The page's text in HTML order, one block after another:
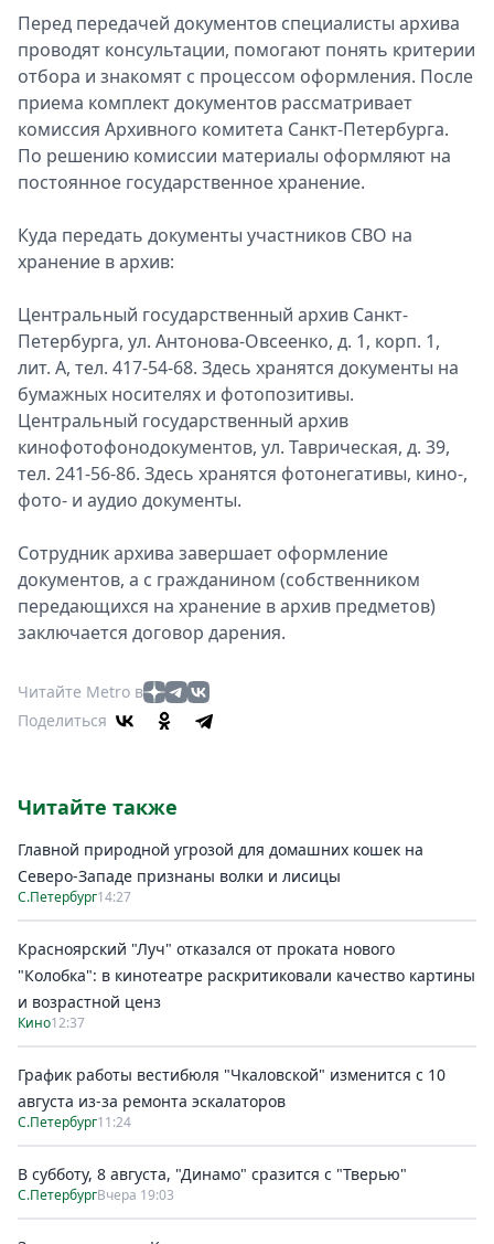
Перед передачей документов специалисты архива
проводят консультации, помогают понять критерии
отбора и знакомят с процессом оформления. После
приема комплект документов рассматривает
комиссия Архивного комитета Санкт-Петербурга.
По решению комиссии материалы оформляют на
постоянное государственное хранение.
Куда передать документы участников СВО на
хранение в архив:
Центральный государственный архив Санкт-
Петербурга, ул. Антонова-Овсеенко, д. 1, корп. 1,
лит. А, тел. 417-54-68. Здесь хранятся документы на
бумажных носителях и фотопозитивы.
Центральный государственный архив
кинофотофонодокументов, ул. Таврическая, д. 39,
тел. 241-56-86. Здесь хранятся фотонегативы, кино-,
фото- и аудио документы.
Сотрудник архива завершает оформление
документов, а с гражданином (собственником
передающихся на хранение в архив предметов)
заключается договор дарения.
Читайте Metro в
Поделиться
Читайте также
Главной природной угрозой для домашних кошек на
Северо-Западе признаны волки и лисицы
С.Петербург14:27
Красноярский "Луч" отказался от проката нового
"Колобка": в кинотеатре раскритиковали качество картины
и возрастной ценз
Кино12:37
График работы вестибюля "Чкаловской" изменится с 10
августа из-за ремонта эскалаторов
С.Петербург11:24
В субботу, 8 августа, "Динамо" сразится с "Тверью"
С.ПетербургВчера 19:03